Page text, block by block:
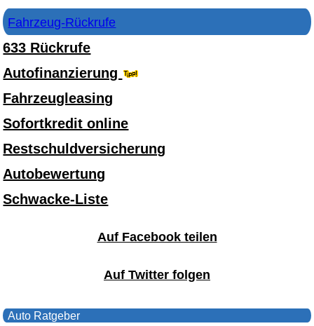
Fahrzeug-Rückrufe
633 Rückrufe
Autofinanzierung
Fahrzeugleasing
Sofortkredit online
Restschuldversicherung
Autobewertung
Schwacke-Liste
Auf Facebook teilen
Auf Twitter folgen
Auto Ratgeber